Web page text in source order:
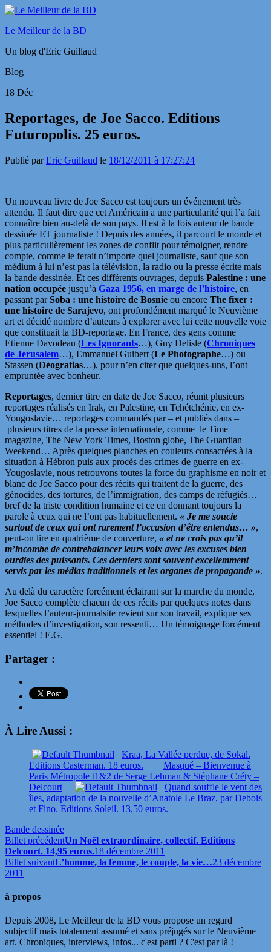
Le Meilleur de la BD
Un blog d'Eric Guillaud
Blog
18 Déc
Reportages, de Joe Sacco. Editions
Futuropolis. 25 euros.
Publié parEric Guillaud le 18/12/2011 à 17:27:24
Un nouveau livre de Joe Sacco est toujours un événement très
attendu. Il faut dire que cet Américain a une particularité qui l’a fait
connaître bien au-delà de son pays. Il est à la fois auteur de bande
dessinée ET journaliste ! Depuis des années, il parcourt le monde et
plus particulièrement les zones de conflit pour témoigner, rendre
compte, comme le ferait n’importe quel journaliste, sauf que son
médium à lui n’est pas la télévision, la radio ou la presse écrite mais
la bande dessinée. Et ces différents ouvrages, depuis Palestine : une
nation occupée jusqu’à Gaza 1956, en marge de l’histoire, en
passant parSoba : une histoire de Bosnie ou encore The fixer :
une histoire de Sarajevo, ont profondément marqué le Neuvième
art et décidé nombre d’auteurs à explorer avec lui cette nouvelle voie
que constituait la BD-reportage. En France, des gens comme
Etienne Davodeau (Les Ignorants…), Guy Delisle (Chroniques
de Jerusalem…), Emmanuel Guibert (Le Photographe…) ou
Stassen (Déogratias…), pour n’en citer que quelques-uns, l’ont
empruntée avec bonheur.
Reportages, dernier titre en date de Joe Sacco, réunit plusieurs
reportages réalisés en Irak, en Palestine, en Tchétchénie, en ex-
Yougoslavie… reportages commandés par – et publiés dans –
plusieurs titres de la presse internationale, comme le Time
magazine, The New York Times, Boston globe, The Guardian
Weekend… Après quelques planches en couleurs consacrées à la
situation à Hébron puis aux procès des crimes de guerre en ex-
Yougoslavie, nous retrouvons toutes la force du graphisme en noir et
blanc de Joe Sacco pour des récits qui traitent de la guerre, des
génocides, des tortures, de l’immigration, des camps de réfugiés…
bref de la triste condition humaine et ce en donnant toujours la
parole à ceux qui ne l’ont pas habituellement. « Je me soucie
surtout de ceux qui ont rarement l’occasion d’être entendus… »,
peut-on lire en quatrième de couverture, « et ne crois pas qu’il
m’incombe de contrebalancer leurs voix avec les excuses bien
ourdies des puissants. Ces derniers sont souvent excellemment
servis par les médias traditionnels et les organes de propagande ».
Au delà du caractère forcément éclairant sur la marche du monde,
Joe Sacco complète chacun de ces récits par quelques notes dans
lesquelles l’auteur-journalsite revient sur son travail, explique ses
méthodes d’investigation, son ressenti… Un témoignage forcément
essentiel ! E.G.
Partager :
À Lire Aussi :
Kraa, La Vallée perdue, de Sokal.
Editions Casterman. 18 euros.
Masqué – Bienvenue à
Paris Métropole t1&2 de Serge Lehman & Stéphane Créty –
Delcourt
Quand souffle le vent des
îles, adaptation de la nouvelle d’Anatole Le Braz, par Debois
et Fino. Editions Soleil. 13,50 euros.
Bande dessinée
Billet précédentUn Noël extraordinaire, collectif. Editions
Delcourt. 14,95 euros.18 décembre 2011
Billet suivantL’homme, la femme, le couple, la vie…23 décembre
2011
à propos
Depuis 2008, Le Meilleur de la BD vous propose un regard
subjectif mais totalement assumé et sans préjugés sur le Neuvième
art. Chroniques, interviews, infos... c'est parti ? C'est par là !